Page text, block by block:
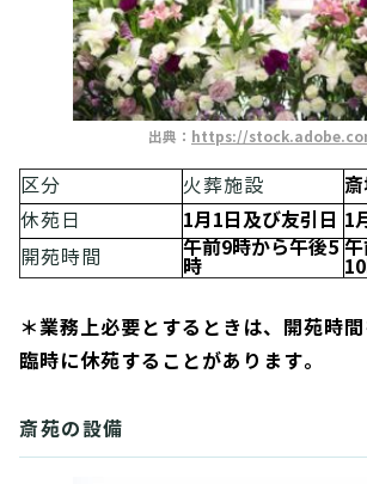
出典： https://
区分 火葬施設 斎
休苑日 1月1日及び友引日 1
開苑時間 午前9時から午後5
時
＊業務上必要とするときは、開苑時
臨時に休苑することがあります。
斎苑の設備